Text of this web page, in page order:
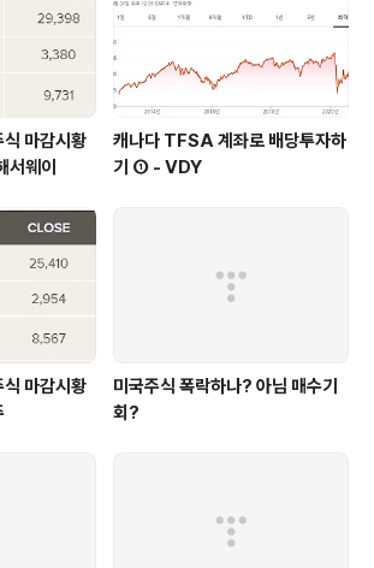
커질수록 거품이 생길 가능성이
은 필연적으로 경기 침체를 ..
마감시황
서웨이
캐나다 TFSA 계좌로 배당투자하
기 ① - VDY
마감시황
미국주식 폭락하나? 아님 매수기
회?